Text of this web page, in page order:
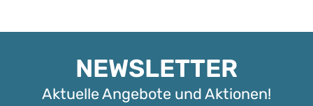
NEWSLETTER
Aktuelle Angebote und Aktionen!